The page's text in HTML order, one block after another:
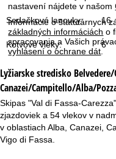
nastavení nájdete v našom
Informácie o štatutárnych
základných informáciách o
spracovania a Vašich
vyhlásení o ochrane dát
k
a
Sedačkové lanovky: 16
Kotvové vleky: 6
Lyžiarske stredisko
Canazei/Campitello/Alba/
Skipas "Val di Fassa-
zjazdoviek a 54 vlekov v
v oblastiach Alba, Canazei,
Vigo di Fassa.